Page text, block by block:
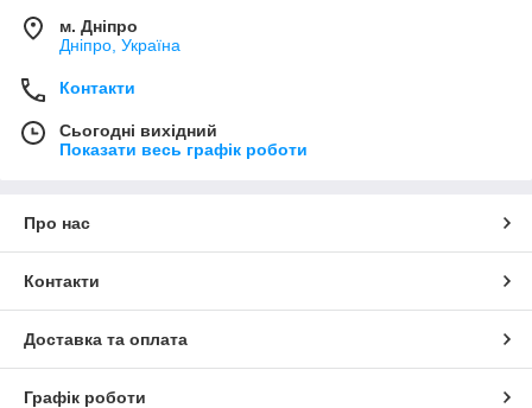
м. Дніпро
Дніпро, Україна
Контакти
Сьогодні вихідний
Показати весь графік роботи
Про нас
Контакти
Доставка та оплата
Графік роботи